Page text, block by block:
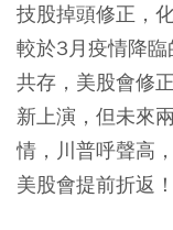
技股掉頭修正，
較於3月疫情降
共存，美股會修
新上演，但未來
情，川普呼聲高
美股會提前折返！